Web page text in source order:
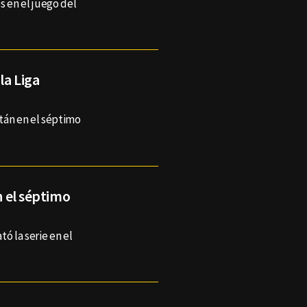
en el juego del
Liga
en el séptimo
el séptimo
la serie en el